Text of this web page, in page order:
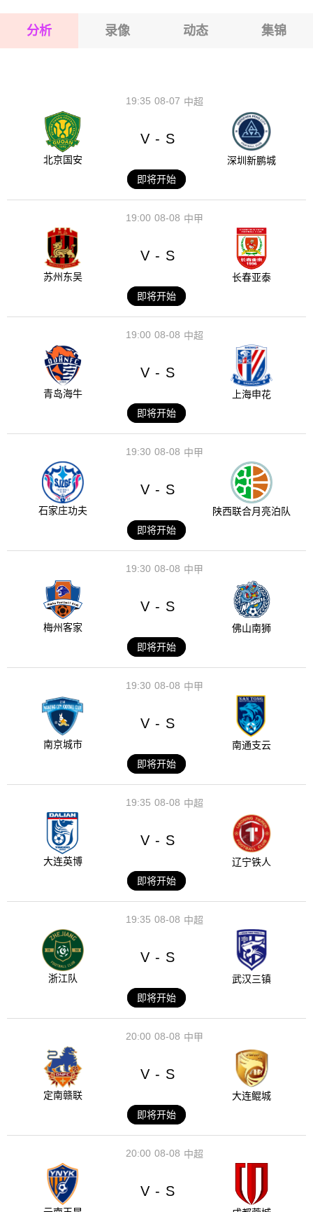
2026-08-15 【埃塞超】 埃塞电力FCVS默克莱
分析 录像 动态 集锦
08-07
19:35 中超
北京国安
V - S
深圳新鹏城
即将开始
08-08
19:00 中甲
苏州东吴
V - S
长春亚泰
即将开始
08-08
19:00 中超
青岛海牛
V - S
上海申花
即将开始
08-08
19:30 中甲
石家庄功夫
V - S
陕西联合月亮泊队
即将开始
08-08
19:30 中甲
梅州客家
V - S
佛山南狮
即将开始
08-08
19:30 中甲
南京城市
V - S
南通支云
即将开始
08-08
19:35 中超
大连英博
V - S
辽宁铁人
即将开始
08-08
19:35 中超
浙江队
V - S
武汉三镇
即将开始
08-08
20:00 中甲
定南赣联
V - S
大连鲲城
即将开始
08-08
20:00 中超
V - S